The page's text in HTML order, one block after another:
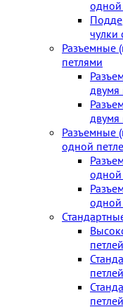
одной
чулки
Разъемные
петлями
двумя
двумя
Разъемные
одной
одной
одной
петлей